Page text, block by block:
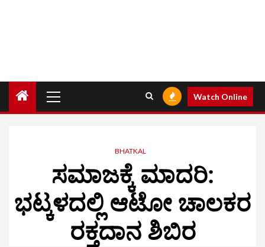
Watch Online
BHATKAL
ಸಮಾಜಕ್ಕೆ ಮಾದರಿ:
ಭಟ್ಕಳದಲ್ಲಿ ಆಟೋ ಚಾಲಕರ
ರಕ್ತದಾನ ಶಿಬಿರ